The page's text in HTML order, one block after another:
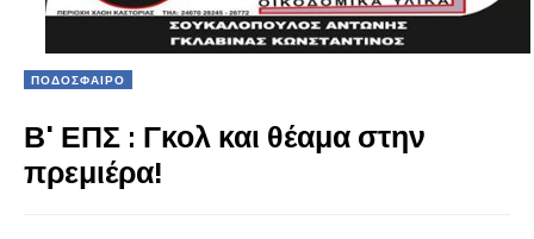
ΠΟΔΟΣΦΑΙΡΟ
Β' ΕΠΣ : Γκολ και θέαμα στην
πρεμιέρα!